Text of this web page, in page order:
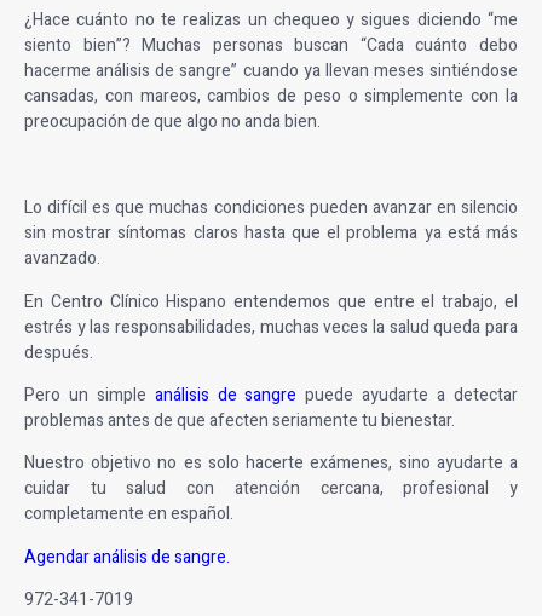
¿Hace cuánto no te realizas un chequeo y sigues diciendo “me
siento bien”? Muchas personas buscan “Cada cuánto debo
hacerme análisis de sangre” cuando ya llevan meses sintiéndose
cansadas, con mareos, cambios de peso o simplemente con la
preocupación de que algo no anda bien.
Lo difícil es que muchas condiciones pueden avanzar en silencio
sin mostrar síntomas claros hasta que el problema ya está más
avanzado.
En Centro Clínico Hispano entendemos que entre el trabajo, el
estrés y las responsabilidades, muchas veces la salud queda para
después.
Pero un simple análisis de sangre puede ayudarte a detectar
problemas antes de que afecten seriamente tu bienestar.
Nuestro objetivo no es solo hacerte exámenes, sino ayudarte a
cuidar tu salud con atención cercana, profesional y
completamente en español.
Agendar análisis de sangre.
972-341-7019